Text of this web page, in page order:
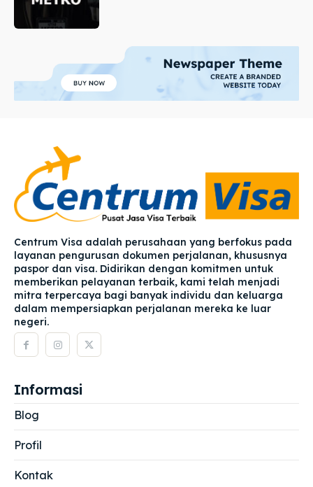
Centrum Visa adalah perusahaan yang berfokus pada
layanan pengurusan dokumen perjalanan, khususnya
paspor dan visa. Didirikan dengan komitmen untuk
memberikan pelayanan terbaik, kami telah menjadi
mitra terpercaya bagi banyak individu dan keluarga
dalam mempersiapkan perjalanan mereka ke luar
negeri.
Informasi
Blog
Profil
Kontak